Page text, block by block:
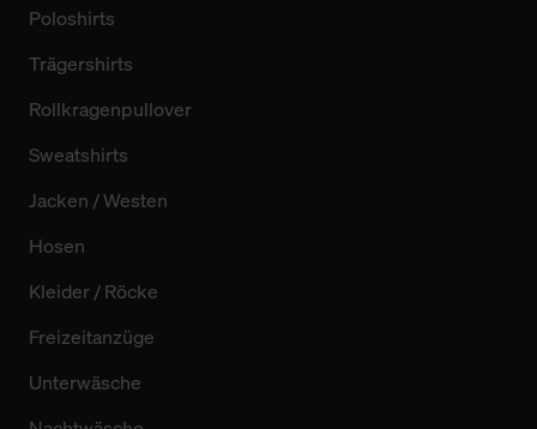
Poloshirts
Trägershirts
Rollkragenpullover
Sweatshirts
Jacken / Westen
Hosen
Kleider / Röcke
Freizeitanzüge
Unterwäsche